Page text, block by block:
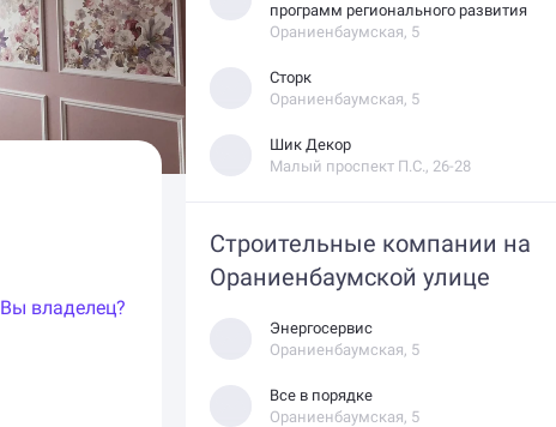
Вы владелец?
программ регионального развития
Ораниенбаумская, 5
Сторк
Ораниенбаумская, 5
Шик Декор
Малый проспект П.С., 26-28
Строительные компании на
Ораниенбаумской улице
Энергосервис
Ораниенбаумская, 5
Все в порядке
Ораниенбаумская, 5